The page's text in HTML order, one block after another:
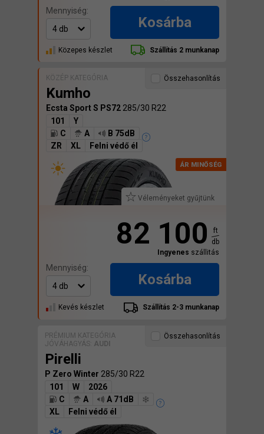
Mennyiség:
Kosárba
Közepes készlet Szállítás 2 munkanap
KÖZÉP KATEGÓRIA
Kumho
Ecsta Sport S PS72 285/30 R22
101
Y
C
A
B 75dB
ZR
XL Felni védő él
Véleményeket gyűjtünk
Összehasonlítás
82 100
ft
db
Ingyenes szállitás
Mennyiség:
Kosárba
Kevés készlet Szállítás 2-3 munkanap
PRÉMIUM KATEGÓRIA
JÓVÁHAGYÁS: AUDI
Pirelli
P Zero Winter 285/30 R22
101
W
2026
C
A
A 71dB
XL
Felni védő él
Összehasonlítás